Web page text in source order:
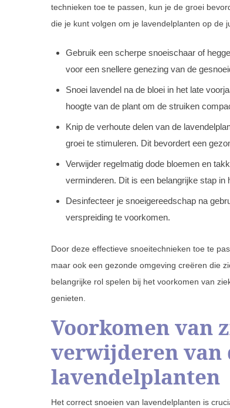
technieken toe te passen, kun je de groei
die je kunt volgen om je lavendelplanten op de
Gebruik een scherpe snoeischaar of
voor een snellere genezing van de
Snoei lavendel na de bloei in het late
hoogte van de plant om de struiken
Knip de verhoute delen van de
groei te stimuleren. Dit bevordert een
Verwijder regelmatig dode bloemen en
verminderen. Dit is een belangrijke stap
Desinfecteer je snoeigereedschap na
verspreiding te voorkomen.
Door deze effectieve snoeitechnieken toe te
maar ook een gezonde omgeving creëren die
belangrijke rol spelen bij het voorkomen van
genieten.
Voorkomen van
verwijderen van
lavendelplanten
Het correct snoeien van lavendelplanten is